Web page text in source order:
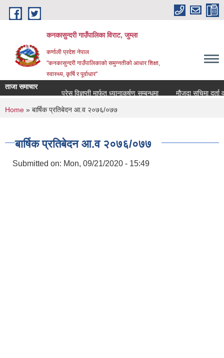
Skip to main content
कनकासुन्दरी गाउँपालिका विराट, जुम्ला
कर्णाली प्रदेश नेपाल
"कनकासुन्दरी गाउँपालिकाको समुन्नतीको आधार शिक्षा,
स्वास्थ्य, कृर्षि र पूर्वाधार"
ताजा समाचार
प्रेस विज्ञप्ती मार्फत ध्यानाकर्षण सम्बन्धमा
मौजुदा सुचिमा दर्ता वा
You are here
Home » बार्षिक प्रतिबेदन आ.व २०७६/०७७
बार्षिक प्रतिबेदन आ.व २०७६/०७७
Submitted on: Mon, 09/21/2020 - 15:49